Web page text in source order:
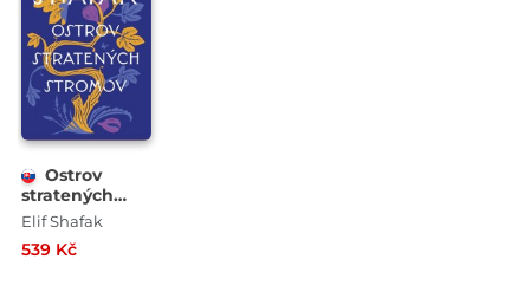
Ostrov
stratených
stromov
Elif Shafak
539 Kč